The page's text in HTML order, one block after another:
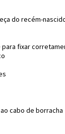
do recém-
fixar
cabo de borracha